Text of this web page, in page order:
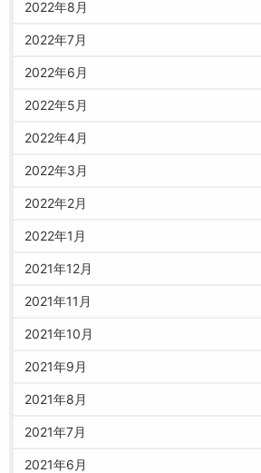
2022年8月
2022年7月
2022年6月
2022年5月
2022年4月
2022年3月
2022年2月
2022年1月
2021年12月
2021年11月
2021年10月
2021年9月
2021年8月
2021年7月
2021年6月